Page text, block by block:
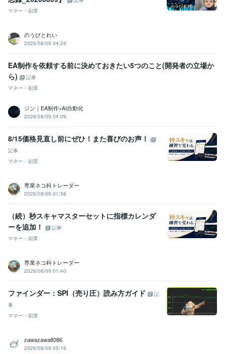
マネー・副業
のうびとれい
2026/08/09 04:24
EA制作を依頼する前に決めておきたい5つのこと(開発者の立場か
ら)
記事
マネー・副業
ジン｜EA制作×AI自動化
2026/08/09 04:09
8/15価格見直し前にぜひ！また喜びのお声！
記事
マネー・副業
専業ネコ科トレーダー
2026/08/09 01:58
（続）秒スキャマスターセットに指標カレンダ
ーを追加！
記事
マネー・副業
専業ネコ科トレーダー
2026/08/09 01:40
ファインダー：SPI（売り圧）読み方ガイド
記
事
マネー・副業
zawazawa8086
2026/08/09 05:19